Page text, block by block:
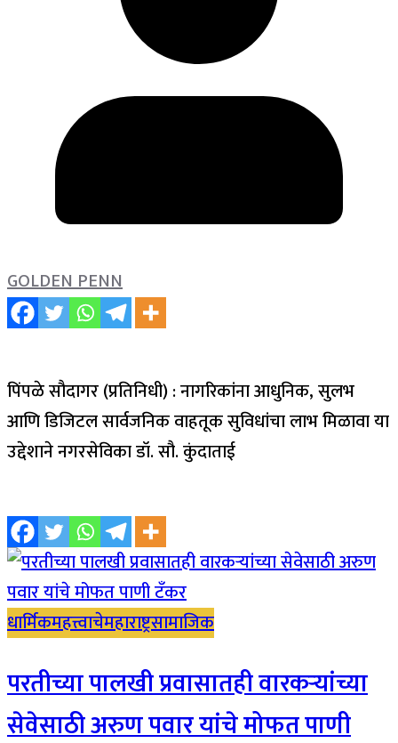
GOLDEN PENN
पिंपळे सौदागर (प्रतिनिधी) : नागरिकांना आधुनिक, सुलभ
आणि डिजिटल सार्वजनिक वाहतूक सुविधांचा लाभ मिळावा या
उद्देशाने नगरसेविका डॉ. सौ. कुंदाताई
धार्मिकमहत्त्वाचेमहाराष्ट्रसामाजिक
परतीच्या पालखी प्रवासातही वारकऱ्यांच्या
सेवेसाठी अरुण पवार यांचे मोफत पाणी